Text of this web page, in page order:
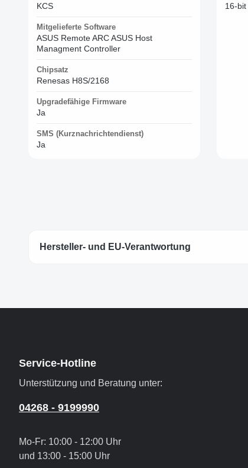
KCS
Mitgelieferte Software
ASUS Remote ARC ASUS Host
Managment Controller
Chipsatz
Renesas H8S/2168
Upgradefähige Firmware
Ja
SMS (Kurznachrichtendienst)
Ja
16-
Hersteller- und EU-Verantwortung
Service-Hotline
Unterstützung und Beratung unter:
04268 - 9199990
Mo-Fr: 10:00 - 12:00 Uhr
und 13:00 - 15:00 Uhr